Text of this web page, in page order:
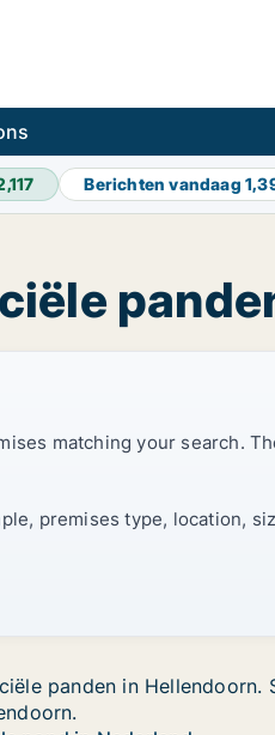
Berichten vandaag
matching your search.
premises type, location,
panden in